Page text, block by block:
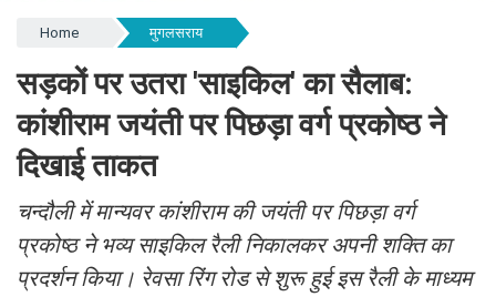
Home मुगलसराय
सड़कों पर उतरा 'साइकिल' का सैलाब:
कांशीराम जयंती पर पिछड़ा वर्ग प्रकोष्ठ ने
दिखाई ताकत
चन्दौली में मान्यवर कांशीराम की जयंती पर पिछड़ा वर्ग
प्रकोष्ठ ने भव्य साइकिल रैली निकालकर अपनी शक्ति का
प्रदर्शन किया। रेवसा रिंग रोड से शुरू हुई इस रैली के माध्यम